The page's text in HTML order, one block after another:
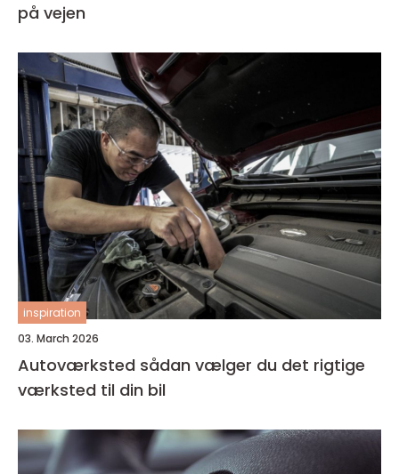
på vejen
inspiration
03. March 2026
Autoværksted sådan vælger du det rigtige
værksted til din bil